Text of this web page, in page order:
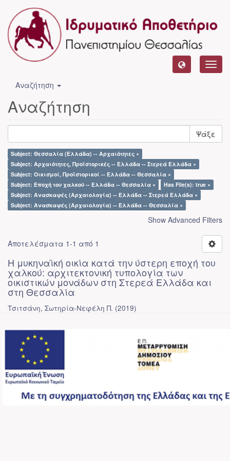
Αναζήτηση
Αναζήτηση
Ψάξε
Subject: Θεσσαλία (Ελλάδα) -- Αρχαιότητες ×
Subject: Αρχαιότητες, Προϊστορικές -- Ελλάδα -- Στερεά Ελλάδα ×
Subject: Οικισμοί, Προϊστορικοί -- Ελλάδα -- Θεσσαλία ×
Subject: Εποχή του χαλκού -- Ελλάδα -- Θεσσαλία ×
Has File(s): true ×
Subject: Ανασκαφές (Αρχαιολογία) -- Ελλάδα -- Στερεά Ελλάδα ×
Subject: Ανασκαφές (Αρχαιολογία) -- Ελλάδα -- Θεσσαλία ×
Show Advanced Filters
Αποτελέσματα 1-1 από 1
Η μυκηναϊκή οικία κατά την ύστερη εποχή του
χαλκού: αρχιτεκτονική τυπολογία των
οικιστικών μονάδων στη Στερεά Ελλάδα και
στη Θεσσαλία
Τσιτσάνη, Σωτηρία-Νεφέλη Π. (2019)